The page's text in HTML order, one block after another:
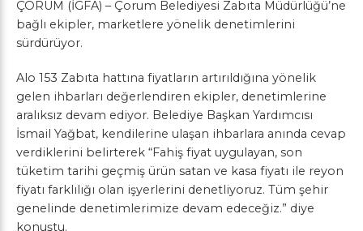
ÇORUM (İGFA) – Çorum Belediyesi Zabıta Müdürlüğü’ne
bağlı ekipler, marketlere yönelik denetimlerini
sürdürüyor.
Alo 153 Zabıta hattına fiyatların artırıldığına yönelik
gelen ihbarları değerlendiren ekipler, denetimlerine
aralıksız devam ediyor. Belediye Başkan Yardımcısı
İsmail Yağbat, kendilerine ulaşan ihbarlara anında cevap
verdiklerini belirterek “Fahiş fiyat uygulayan, son
tüketim tarihi geçmiş ürün satan ve kasa fiyatı ile reyon
fiyatı farklılığı olan işyerlerini denetliyoruz. Tüm şehir
genelinde denetimlerimize devam edeceğiz.” diye
konuştu.